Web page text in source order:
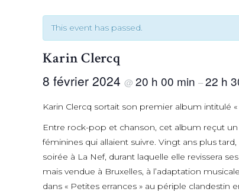
This event has passed.
Karin Clercq
8 février 2024 @ 20 h 00 min –22 h
Karin Clercq sortait son premier album intitulé «
Entre rock-pop et chanson, cet album reçut
féminines qui allaient suivre. Vingt ans plus
soirée à La Nef, durant laquelle elle revissera
mais vendue à Bruxelles, à l’adaptation
dans « Petites errances » au périple clandestin